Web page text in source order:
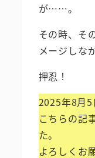
が……。
その時、そ
メージしな
押忍︎！
2025年8月5
こちらの記
た。
よろしくお